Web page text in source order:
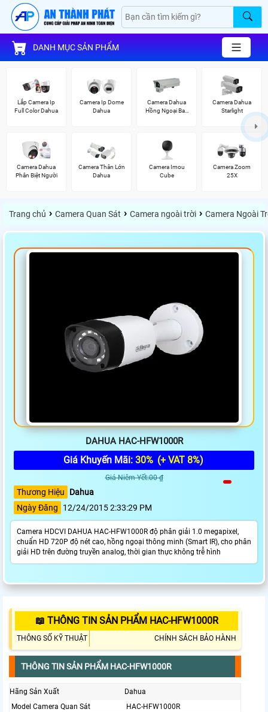
DANH MỤC SẢN PHẨM
Lắp Camera Ip
Full Color Dahua
Camera Ip Dome
Dahua
Camera Dahua
Hồng Ngoại Ban
Camera Dahua
Starlight
Camera Dahua
Phân Biệt Người
Camera Thân Lớn
Dahua
Camera Imou
Cube
Camera Zoom
25X
Trang chủ › Camera Quan Sát › Camera ngoài trời › Camera Ngoài
DAHUA HAC-HFW1000R
Giá Khuyến Mãi: 30% (+ VAT 8%)
Giá Niêm Yết:00 ₫
Thương Hiệu
Dahua
Ngày Đăng
12/24/2015 2:33:29 PM
Camera HDCVI DAHUA HAC-HFW1000R độ phân giải 1.0 megapixel,
chuẩn HD 720P độ nét cao, hồng ngoại thông minh (Smart IR), cho phân
giải HD trên đường truyền analog, thời gian thực không trễ hình
📖 THÔNG TIN SẢN PHẨM HAC-HFW1000R
THÔNG SỐ KỸ THUẬT CHÍNH SÁCH BẢO HÀNH
THÔNG TIN SẢN PHẨM HAC-HFW1000R
Hãng Sản Xuất
Dahua
Model Camera Quan Sát
HAC-HFW1000R